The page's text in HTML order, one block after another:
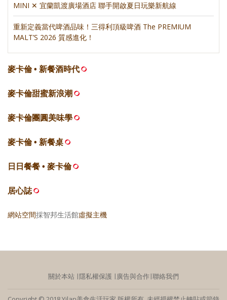
MINI ✕ 宜蘭凱渡廣場酒店 聯手開啟夏日玩樂新航線
重新定義當代啤酒品味！三得利頂級啤酒 The PREMIUM
MALT’S 2026 質感進化！
麥卡倫 • 新餐酒時代
麥卡倫甜蜜新浪潮
麥卡倫團圓美味學
麥卡倫 • 新餐桌
日日餐餐 • 麥卡倫
居心誌
網站空間採智邦生活館虛擬主機
關於本站 ∣隱私權保護 ∣廣告與合作∣聯絡我們